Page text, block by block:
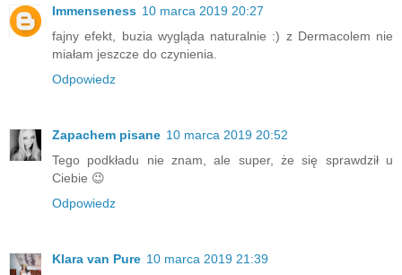
Immenseness 10 marca 2019 20:27
fajny efekt, buzia wygląda naturalnie :) z Dermacolem nie
miałam jeszcze do czynienia.
Odpowiedz
Zapachem pisane 10 marca 2019 20:52
Tego podkładu nie znam, ale super, że się sprawdził u
Ciebie 😉
Odpowiedz
Klara van Pure 10 marca 2019 21:39